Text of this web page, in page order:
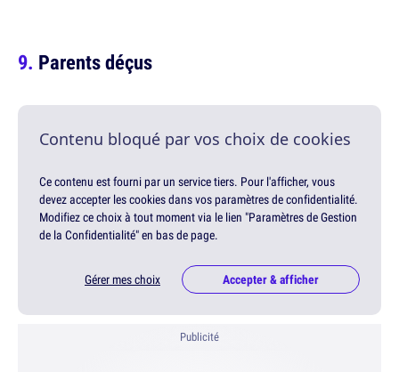
Parents déçus
Contenu bloqué par vos choix de cookies
Ce contenu est fourni par un service tiers. Pour l'afficher, vous
devez accepter les cookies dans vos paramètres de confidentialité.
Modifiez ce choix à tout moment via le lien "Paramètres de Gestion
de la Confidentialité" en bas de page.
Gérer mes choix Accepter & afficher
Publicité